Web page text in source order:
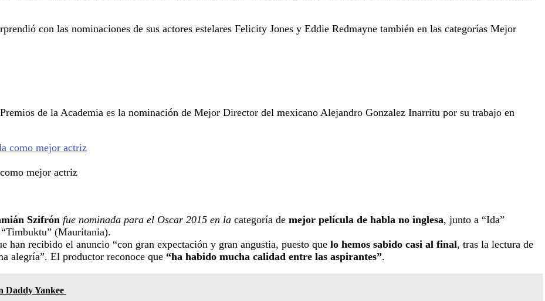
con las nominaciones de sus actores estelares Felicity Jones y Eddie Redmayne también en las categorías Mejor
de la Academia es la nominación de Mejor Director del mexicano Alejandro Gonzalez Inarritu por su trabajo en
mejor actriz
Szifrón fue nominada para el Oscar 2015 en la categoría de mejor película de habla no inglesa, junto a “Ida”
(Mauritania).
han recibido el anuncio “con gran expectación y gran angustia, puesto que lo hemos sabido casi al final, tras la lectura de
alegría”. El productor reconoce que “ha habido mucha calidad entre las aspirantes”.
Daddy Yankee